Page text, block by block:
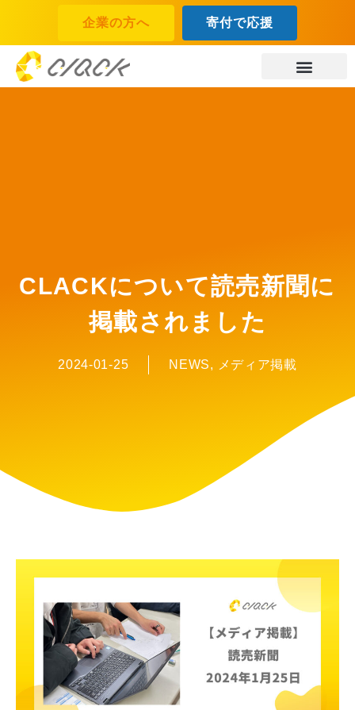
企業の方へ 寄付で応援
CLACKについて読売新聞に
掲載されました
2024-01-25 NEWS, メディア掲載